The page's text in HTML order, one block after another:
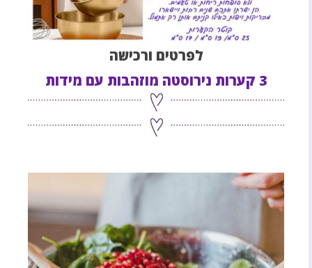
לפרטים ורכישה
3 קערות נירוסטה מוזהבות עם מידות